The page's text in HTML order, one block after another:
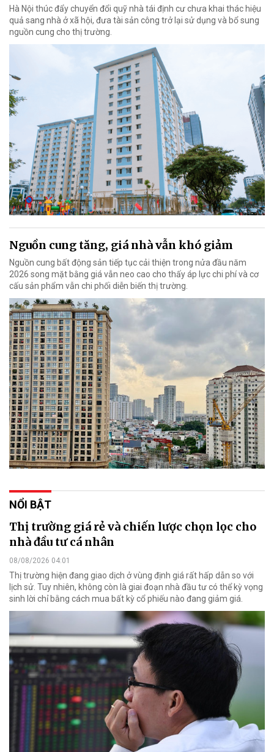
Hà Nội thúc đẩy chuyển đổi quỹ nhà tái định cư chưa khai thác hiệu
quả sang nhà ở xã hội, đưa tài sản công trở lại sử dụng và bổ sung
nguồn cung cho thị trường.
Nguồn cung tăng, giá nhà vẫn khó giảm
Nguồn cung bất động sản tiếp tục cải thiện trong nửa đầu năm
2026 song mặt bằng giá vẫn neo cao cho thấy áp lực chi phí và cơ
cấu sản phẩm vẫn chi phối diễn biến thị trường.
NỔI BẬT
Thị trường giá rẻ và chiến lược chọn lọc cho
nhà đầu tư cá nhân
08/08/2026 04:01
Thị trường hiện đang giao dịch ở vùng định giá rất hấp dẫn so với
lịch sử. Tuy nhiên, không còn là giai đoạn nhà đầu tư có thể kỳ vọng
sinh lời chỉ bằng cách mua bất kỳ cổ phiếu nào đang giảm giá.